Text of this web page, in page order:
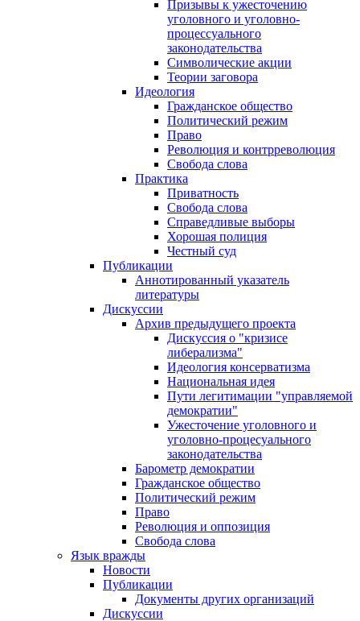
Призывы к ужесточению
уголовного и уголовно-
процессуального
законодательства
Символические акции
Теории заговора
Идеология
Гражданское общество
Политический режим
Право
Революция и контрреволюция
Свобода слова
Практика
Приватность
Свобода слова
Справедливые выборы
Хорошая полиция
Честный суд
Публикации
Аннотированный указатель
литературы
Дискуссии
Архив предыдущего проекта
Дискуссия о "кризисе
либерализма"
Идеология консерватизма
Национальная идея
Пути легитимации "управляемой
демократии"
Ужесточение уголовного и
уголовно-процесуального
законодательства
Барометр демократии
Гражданское общество
Политический режим
Право
Революция и оппозиция
Свобода слова
Язык вражды
Новости
Публикации
Документы других организаций
Дискуссии